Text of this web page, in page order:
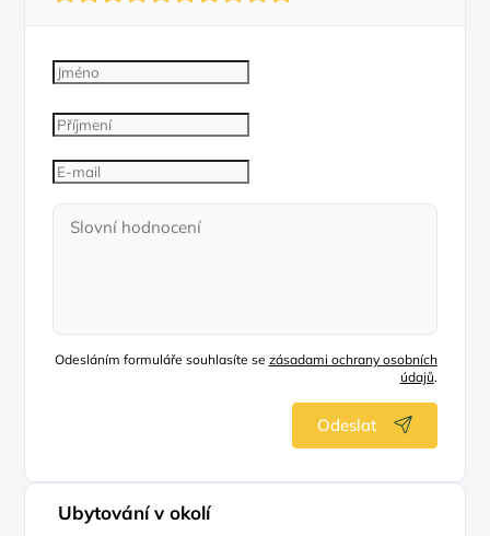
Odesláním formuláře souhlasíte se zásadami ochrany osobních
údajů.
Odeslat
Ubytování v okolí